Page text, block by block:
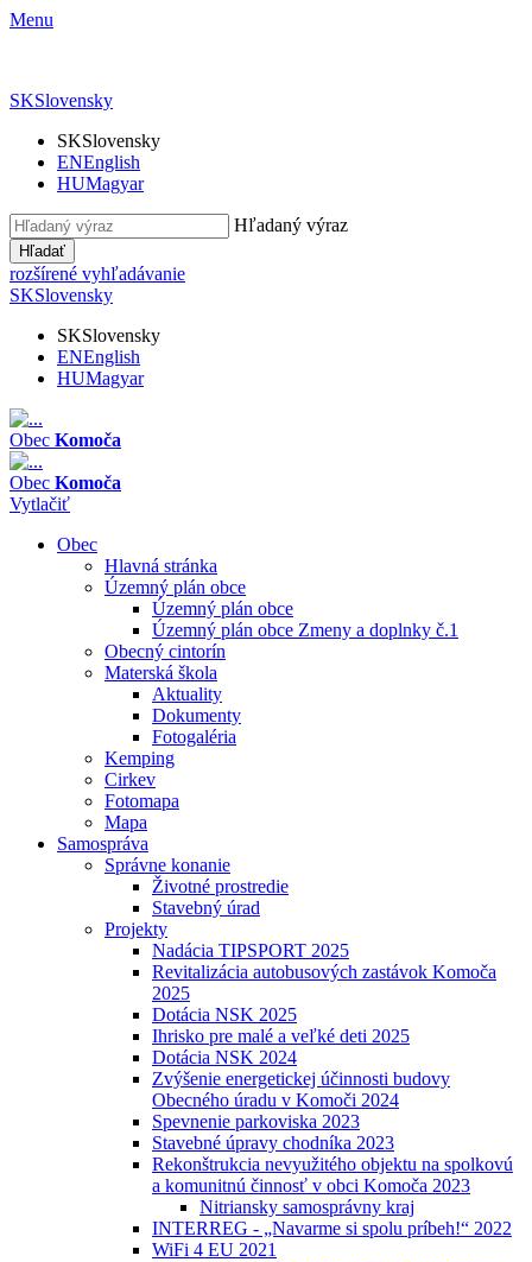
Menu
SKSlovensky
SKSlovensky
ENEnglish
HUMagyar
Hľadaný výraz
Hľadať
rozšírené vyhľadávanie
SKSlovensky
SKSlovensky
ENEnglish
HUMagyar
Obec Komoča
Obec Komoča
Vytlačiť
Obec
Hlavná stránka
Územný plán obce
Územný plán obce
Územný plán obce Zmeny a doplnky č.1
Obecný cintorín
Materská škola
Aktuality
Dokumenty
Fotogaléria
Kemping
Cirkev
Fotomapa
Mapa
Samospráva
Správne konanie
Životné prostredie
Stavebný úrad
Projekty
Nadácia TIPSPORT 2025
Revitalizácia autobusových zastávok Komoča
2025
Dotácia NSK 2025
Ihrisko pre malé a veľké deti 2025
Dotácia NSK 2024
Zvýšenie energetickej účinnosti budovy
Obecného úradu v Komoči 2024
Spevnenie parkoviska 2023
Stavebné úpravy chodníka 2023
Rekonštrukcia nevyužitého objektu na spolkovú
a komunitnú činnosť v obci Komoča 2023
Nitriansky samosprávny kraj
INTERREG - „Navarme si spolu príbeh!“ 2022
WiFi 4 EU 2021